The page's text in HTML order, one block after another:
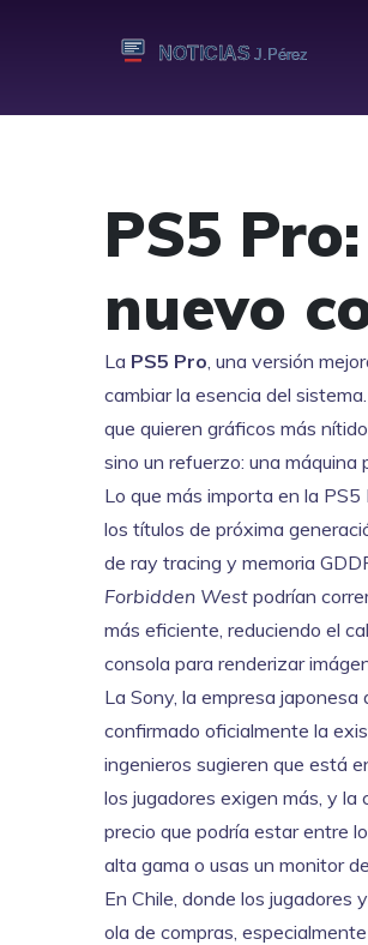
PS5
nuevo
La PS5 Pro, una versión
cambiar la esencia del sistema
que quieren gráficos más
sino un refuerzo: una
Lo que más importa en la PS5
los títulos de próxima
de ray tracing y memoria
Forbidden West podrían
más eficiente, reduciendo el
consola para renderizar
La Sony, la empresa japonesa
confirmado oficialmente la
ingenieros sugieren que está
los jugadores exigen más, y
precio que podría estar entre
alta gama o usas un monitor
En Chile, donde los jugadores
ola de compras,